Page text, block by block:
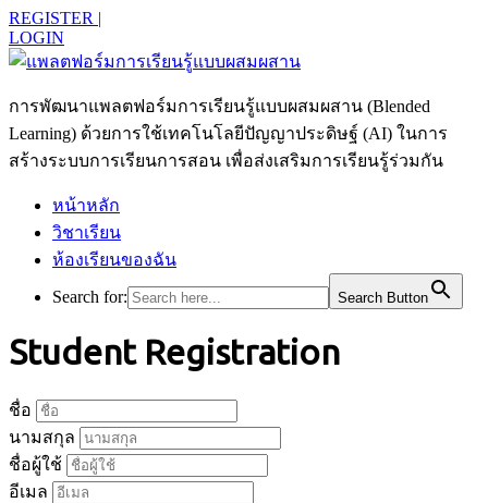
REGISTER |
LOGIN
การพัฒนาแพลตฟอร์มการเรียนรู้แบบผสมผสาน (Blended
Learning) ด้วยการใช้เทคโนโลยีปัญญาประดิษฐ์ (AI) ในการ
สร้างระบบการเรียนการสอน เพื่อส่งเสริมการเรียนรู้ร่วมกัน
หน้าหลัก
วิชาเรียน
ห้องเรียนของฉัน
Search for:
Search Button
Student Registration
ชื่อ
นามสกุล
ชื่อผู้ใช้
อีเมล